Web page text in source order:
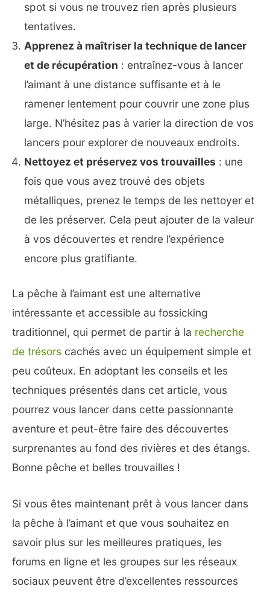
spot si vous ne trouvez rien après plusieurs
tentatives.
Apprenez à maîtriser la technique de lancer
et de récupération : entraînez-vous à lancer
l’aimant à une distance suffisante et à le
ramener lentement pour couvrir une zone plus
large. N’hésitez pas à varier la direction de vos
lancers pour explorer de nouveaux endroits.
Nettoyez et préservez vos trouvailles : une
fois que vous avez trouvé des objets
métalliques, prenez le temps de les nettoyer et
de les préserver. Cela peut ajouter de la valeur
à vos découvertes et rendre l’expérience
encore plus gratifiante.
La pêche à l’aimant est une alternative
intéressante et accessible au fossicking
traditionnel, qui permet de partir à la recherche
de trésors cachés avec un équipement simple et
peu coûteux. En adoptant les conseils et les
techniques présentés dans cet article, vous
pourrez vous lancer dans cette passionnante
aventure et peut-être faire des découvertes
surprenantes au fond des rivières et des étangs.
Bonne pêche et belles trouvailles !
Si vous êtes maintenant prêt à vous lancer dans
la pêche à l’aimant et que vous souhaitez en
savoir plus sur les meilleures pratiques, les
forums en ligne et les groupes sur les réseaux
sociaux peuvent être d’excellentes ressources